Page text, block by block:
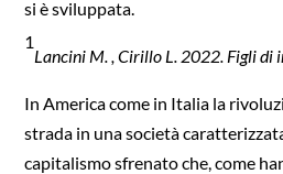
si è sviluppata.
1
Lancini M. , Cirillo L. 2022. Figli di
In America come in Italia la
strada in una società
capitalismo sfrenato che, come